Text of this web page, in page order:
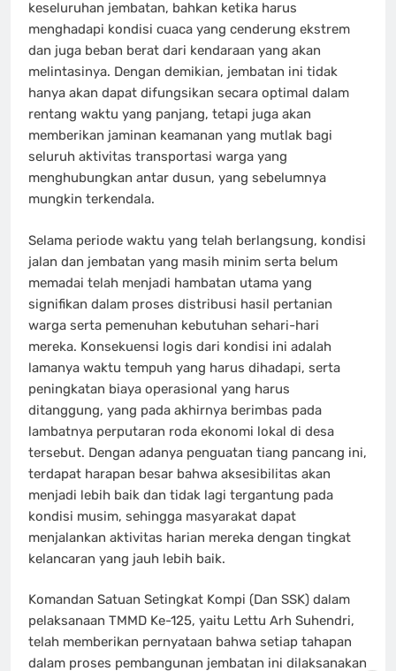
keseluruhan jembatan, bahkan ketika harus
menghadapi kondisi cuaca yang cenderung ekstrem
dan juga beban berat dari kendaraan yang akan
melintasinya. Dengan demikian, jembatan ini tidak
hanya akan dapat difungsikan secara optimal dalam
rentang waktu yang panjang, tetapi juga akan
memberikan jaminan keamanan yang mutlak bagi
seluruh aktivitas transportasi warga yang
menghubungkan antar dusun, yang sebelumnya
mungkin terkendala.
Selama periode waktu yang telah berlangsung, kondisi
jalan dan jembatan yang masih minim serta belum
memadai telah menjadi hambatan utama yang
signifikan dalam proses distribusi hasil pertanian
warga serta pemenuhan kebutuhan sehari-hari
mereka. Konsekuensi logis dari kondisi ini adalah
lamanya waktu tempuh yang harus dihadapi, serta
peningkatan biaya operasional yang harus
ditanggung, yang pada akhirnya berimbas pada
lambatnya perputaran roda ekonomi lokal di desa
tersebut. Dengan adanya penguatan tiang pancang ini,
terdapat harapan besar bahwa aksesibilitas akan
menjadi lebih baik dan tidak lagi tergantung pada
kondisi musim, sehingga masyarakat dapat
menjalankan aktivitas harian mereka dengan tingkat
kelancaran yang jauh lebih baik.
Komandan Satuan Setingkat Kompi (Dan SSK) dalam
pelaksanaan TMMD Ke-125, yaitu Lettu Arh Suhendri,
telah memberikan pernyataan bahwa setiap tahapan
dalam proses pembangunan jembatan ini dilaksanakan